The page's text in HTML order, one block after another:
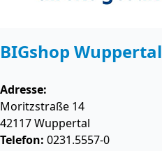
BIGshop Wuppertal
Adresse:
Moritzstraße 14
42117Wuppertal
Telefon: 0231.5557-0